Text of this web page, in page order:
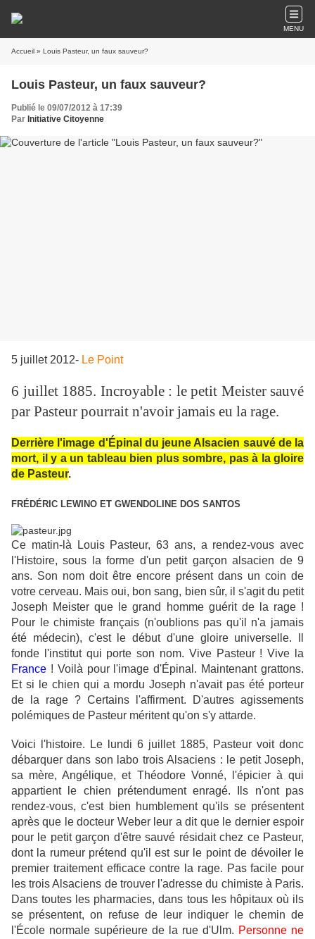
MENU
Accueil » Louis Pasteur, un faux sauveur?
Louis Pasteur, un faux sauveur?
Publié le 09/07/2012 à 17:39
Par Initiative Citoyenne
5 juillet 2012- Le Point
6 juillet 1885. Incroyable : le petit Meister sauvé
par Pasteur pourrait n'avoir jamais eu la rage.
Derrière l'image d'Épinal du jeune Alsacien sauvé de la
mort, il y a un tableau bien plus sombre, pas à la gloire
de Pasteur.
FRÉDÉRIC LEWINO ET GWENDOLINE DOS SANTOS
Ce matin-là Louis Pasteur, 63 ans, a rendez-vous avec
l'Histoire, sous la forme d'un petit garçon alsacien de 9
ans. Son nom doit être encore présent dans un coin de
votre cerveau. Mais oui, bon sang, bien sûr, il s'agit du petit
Joseph Meister que le grand homme guérit de la rage !
Pour le chimiste français (n'oublions pas qu'il n'a jamais
été médecin), c'est le début d'une gloire universelle. Il
fonde l'institut qui porte son nom. Vive Pasteur ! Vive la
France ! Voilà pour l'image d'Épinal. Maintenant grattons.
Et si le chien qui a mordu Joseph n'avait pas été porteur
de la rage ? Certains l'affirment. D'autres agissements
polémiques de Pasteur méritent qu'on s'y attarde.
Voici l'histoire. Le lundi 6 juillet 1885, Pasteur voit donc
débarquer dans son labo trois Alsaciens : le petit Joseph,
sa mère, Angélique, et Théodore Vonné, l'épicier à qui
appartient le chien prétendument enragé. Ils n'ont pas
rendez-vous, c'est bien humblement qu'ils se présentent
après que le docteur Weber leur a dit que le dernier espoir
pour le petit garçon d'être sauvé résidait chez ce Pasteur,
dont la rumeur prétend qu'il est sur le point de dévoiler le
premier traitement efficace contre la rage. Pas facile pour
les trois Alsaciens de trouver l'adresse du chimiste à Paris.
Dans toutes les pharmacies, dans tous les hôpitaux où ils
se présentent, on refuse de leur indiquer le chemin de
l'École normale supérieure de la rue d'Ulm. Personne ne